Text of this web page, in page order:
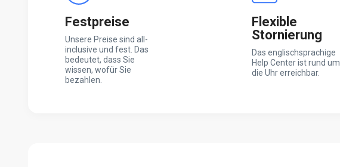
Festpreise
Unsere Preise sind all-
inclusive und fest. Das
bedeutet, dass Sie
wissen, wofür Sie
bezahlen.
Flexible
Stornierung
Das englischsprachige
Help Center ist rund um
die Uhr erreichbar.